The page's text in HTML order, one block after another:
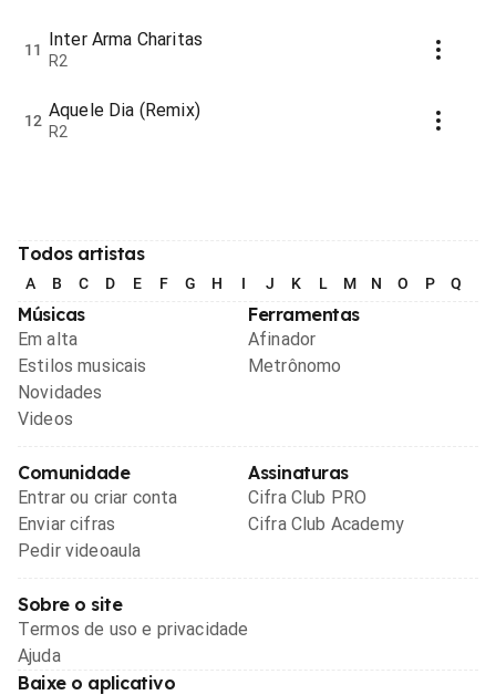
11 Inter Arma Charitas
R2
12 Aquele Dia (Remix)
R2
Todos artistas
A B C D E F G H I J K L M N O P Q
Músicas
Em alta
Estilos musicais
Novidades
Videos
Ferramentas
Afinador
Metrônomo
Comunidade
Entrar ou criar conta
Enviar cifras
Pedir videoaula
Assinaturas
Cifra Club PRO
Cifra Club Academy
Sobre o site
Termos de uso e privacidade
Ajuda
Baixe o aplicativo